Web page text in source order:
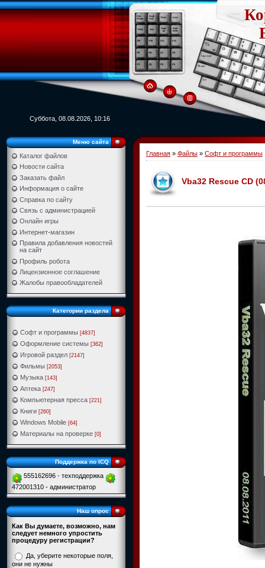
Суббота, 08.08.2026, 10:16
Меню сайта
Каталог файлов
Новости сайта
Заказать файл
Информация о сайте
Справка по сайту
Связь с администрацией
Онлайн игры
Интернет-магазин
Правила добавления новостей
на сайт
Профиль робота
Лицензионное соглашение
Жалобы правообладателей
Категории раздела
Софт и программы [4837]
Оформление системы [362]
Игровой раздел [2147]
Фильмы [2053]
Музыка [143]
Аптека [247]
Компьютерная пресса [221]
Книги [260]
Windows Mobile [64]
Материалы на проверке [0]
Поддержка по ICQ
555162696 - техподдержка
472001310 - администратор
Наш опрос
Как Вы думаете, возможно, нам
следует немного упростить
процедуру регистрации?
Да, уберите некоторые поля,
они не нужны
Главная » Файлы » Софт и программы
Vba32 Rescue CD